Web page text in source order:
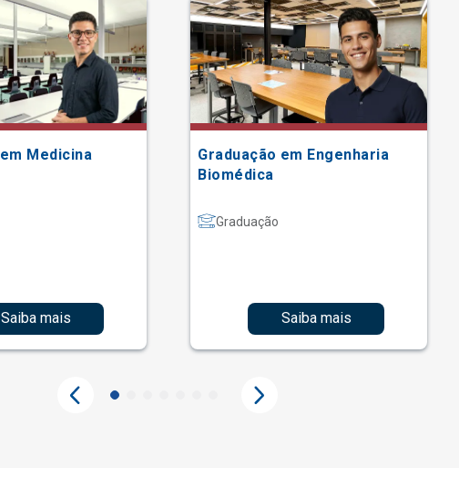
Medicina
Saiba mais
Graduação em Engenharia
Biomédica
Graduação
Saiba mais